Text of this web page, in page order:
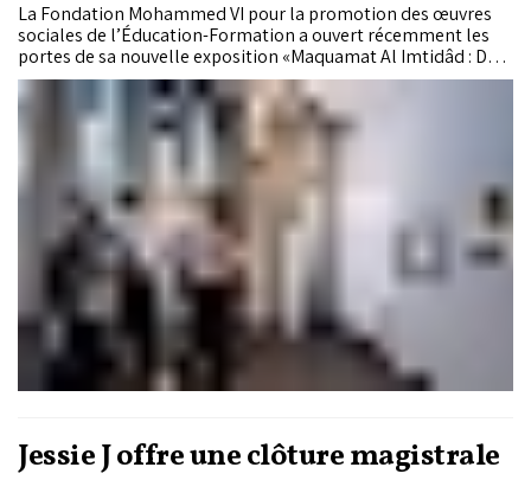
La Fondation Mohammed VI pour la promotion des œuvres
sociales de l’Éducation-Formation a ouvert récemment les
portes de sa nouvelle exposition «Maquamat Al Imtidâd : De
l’Horizon à la Lumière» de l’artiste plasticien Rachid Chaârir.
Jessie J offre une clôture magistrale